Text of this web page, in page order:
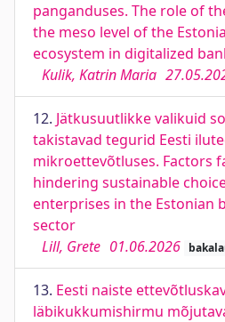
panganduses. The role of
the meso level of the
ecosystem in digitalized
Kulik, Katrin Maria
12. Jätkusuutlikke valikuid
takistavad tegurid Eesti
mikroettevõtluses. Factors
hindering sustainable
enterprises in the Estonian
sector
Lill, Grete 01.06.2026
13. Eesti naiste
läbikukkumishirmu